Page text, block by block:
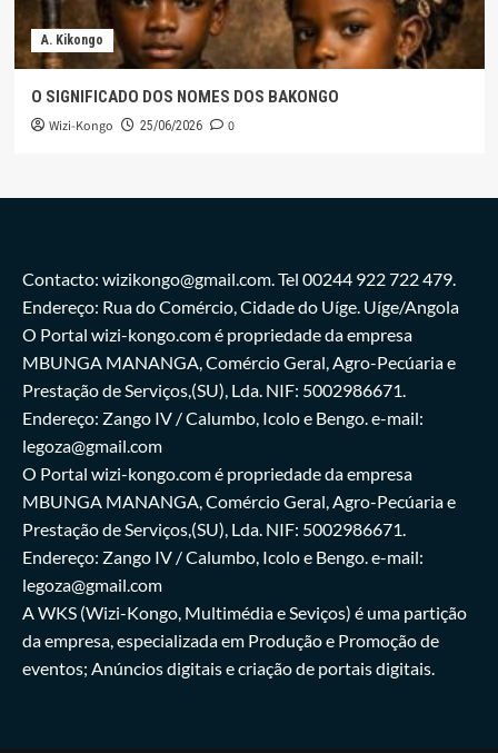
A. Kikongo
O SIGNIFICADO DOS NOMES DOS BAKONGO
Wizi-Kongo 25/06/2026 0
Contacto: wizikongo@gmail.com. Tel 00244 922 722 479.
Endereço: Rua do Comércio, Cidade do Uíge. Uíge/Angola
O Portal wizi-kongo.com é propriedade da empresa
MBUNGA MANANGA, Comércio Geral, Agro-Pecúaria e
Prestação de Serviços,(SU), Lda. NIF: 5002986671.
Endereço: Zango IV / Calumbo, Icolo e Bengo. e-mail:
legoza@gmail.com
O Portal wizi-kongo.com é propriedade da empresa
MBUNGA MANANGA, Comércio Geral, Agro-Pecúaria e
Prestação de Serviços,(SU), Lda. NIF: 5002986671.
Endereço: Zango IV / Calumbo, Icolo e Bengo. e-mail:
legoza@gmail.com
A WKS (Wizi-Kongo, Multimédia e Seviços) é uma partição
da empresa, especializada em Produção e Promoção de
eventos; Anúncios digitais e criação de portais digitais.